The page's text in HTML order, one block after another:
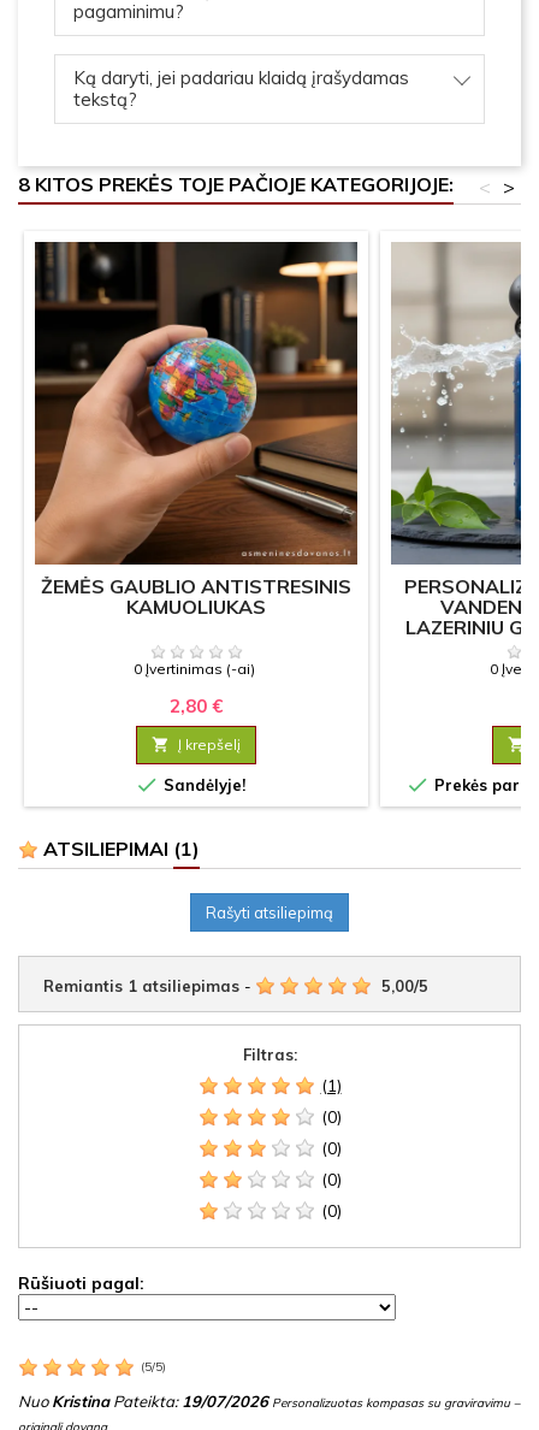
pagaminimu?
Ką daryti, jei padariau klaidą įrašydamas
tekstą?
8 KITOS PREKĖS TOJE PAČIOJE KATEGORIJOJE: >
<
ŽEMĖS GAUBLIO ANTISTRESINIS
KAMUOLIUKAS
0 Įvertinimas (-ai)
2,80 €
 Į krepšelį
 Sandėlyje!
LAZERINIU
0

 Prekės
ATSILIEPIMAI (1)
Rašyti atsiliepimą
Remiantis 1 atsiliepimas - 5,00/5
Filtras:
(1)
(0)
(0)
(0)
(0)
Rūšiuoti pagal:
(5/5)
NuoKristinaPateikta: 19/07/2026 Personalizuotas kompasas su graviravimu –
originali dovana